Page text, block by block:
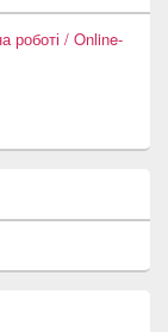
роботі / Online-